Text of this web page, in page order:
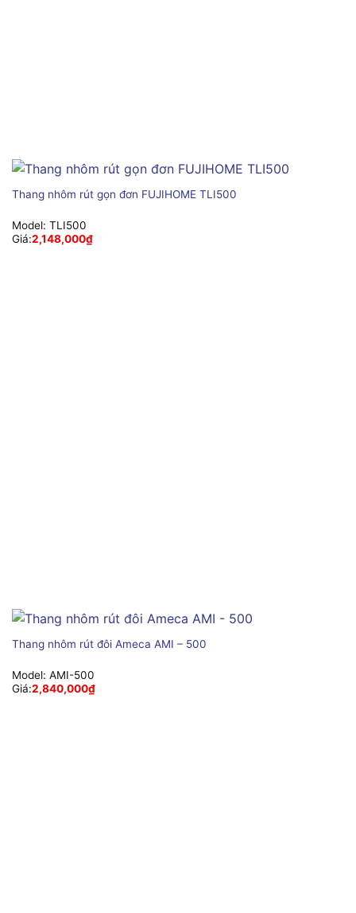
Thang nhôm rút gọn đơn FUJIHOME TLI500
Model: TLI500
Giá:2,148,000₫
Thang nhôm rút đôi Ameca AMI – 500
Model: AMI-500
Giá:2,840,000₫